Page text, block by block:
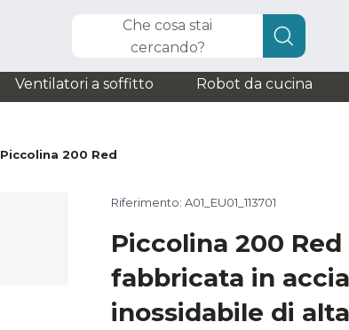
Che cosa stai
cercando?
Ventilatori a soffitto Robot da cucina
Piccolina 200 Red
Riferimento: A01_EU01_113701
Piccolina 200 Red
fabbricata in
inossidabile di